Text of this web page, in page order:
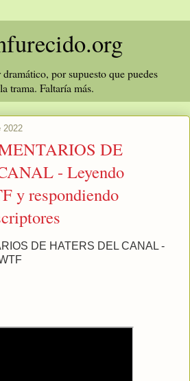
por supuesto que puedes
trama. Faltaría más.
2022
DE
- Leyendo
y respondiendo
DE HATERS DEL CANAL -